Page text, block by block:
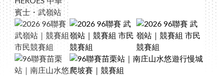
賽事搜尋